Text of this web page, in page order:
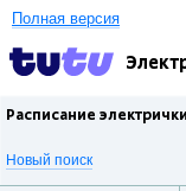
Полная версия
Расписание
Новый поиск